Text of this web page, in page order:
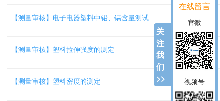
【测量审核】电子电器塑料中铅、镉含量测试 2027-01
【测量审核】塑料拉伸强度的测定 2027-01
【测量审核】塑料密度的测定 2027-01
关
注
我
们
>>
在线留言
官微
视频号